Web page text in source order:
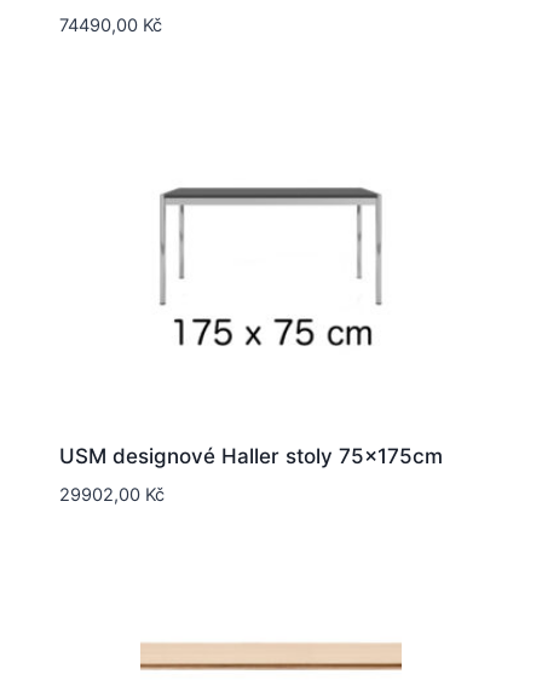
74490,00 Kč
USM designové Haller stoly 75x175cm
29902,00 Kč